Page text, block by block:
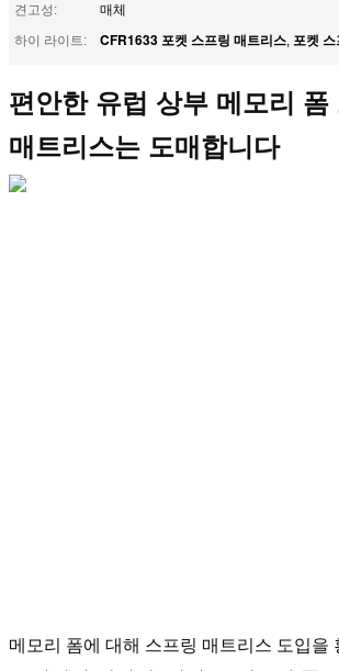
견고성:
매체
하이 라이트:
CFR1633 포켓 스프링 매트리스, 포켓
편안한 유럽 상부 메모리 폼
매트리스는 도매합니다
메모리 폼에 대해 스프링 매트리스 도입을